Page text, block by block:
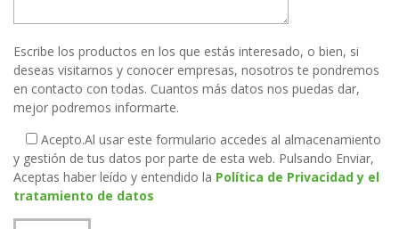
Escribe los productos en los que estás interesado, o bien, si
deseas visitarnos y conocer empresas, nosotros te pondremos
en contacto con todas. Cuantos más datos nos puedas dar,
mejor podremos informarte.
Acepto.Al usar este formulario accedes al almacenamiento
y gestión de tus datos por parte de esta web. Pulsando Enviar,
Aceptas haber leído y entendido la Política de Privacidad y el
tratamiento de datos